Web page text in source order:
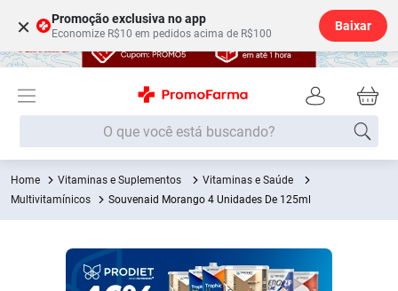
× Promoção exclusiva no app
Economize R$10 em pedidos acima de R$100
Baixar
O que você está buscando?
Vitaminas e Suplementos
Vitaminas e Saúde
Multivitamínicos
Souvenaid Morango 4 Unidades De 125ml
Termos mais buscados
1º Fralda
Lenço Umedecido
Medley